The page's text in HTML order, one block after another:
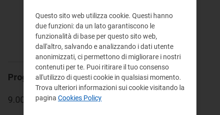
Programma
9.00 Registrazione dei partecipanti
Questo sito web utilizza cookie. Questi hanno
due funzioni: da un lato garantiscono le
funzionalità di base per questo sito web,
dall'altro, salvando e analizzando i dati utente
anonimizzati, ci permettono di migliorare i nostri
contenuti per te. Puoi ritirare il tuo consenso
all'utilizzo di questi cookie in qualsiasi momento.
Trova ulteriori informazioni sui cookie visitando la
pagina Cookies Policy